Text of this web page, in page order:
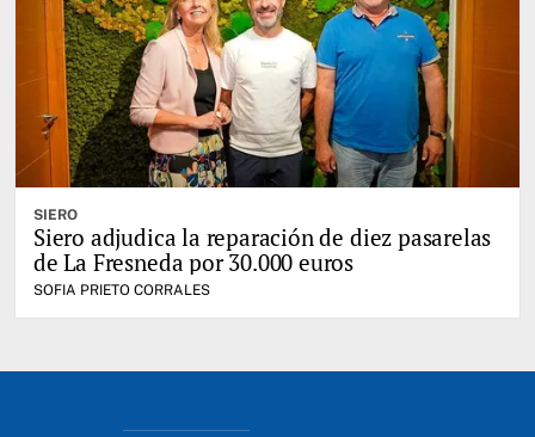
SIERO
Siero adjudica la reparación de diez pasarelas
de La Fresneda por 30.000 euros
SOFIA PRIETO CORRALES